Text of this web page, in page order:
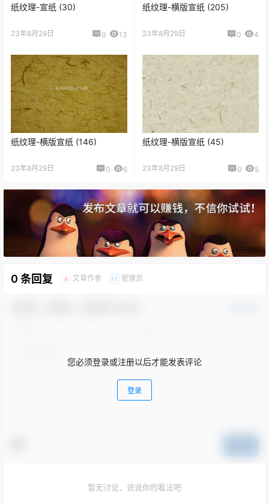
纸纹理-宣纸 (30)
23年8月29日 0 13
纸纹理-横版宣纸 (205)
23年8月29日 0 4
纸纹理-横版宣纸 (146)
23年8月29日 0 6
纸纹理-横版宣纸 (45)
23年8月29日 0 5
0 条回复 A 文章作者 M 管理员
您必须登录或注册以后才能发表评论
登录
暂无讨论，说说你的看法吧